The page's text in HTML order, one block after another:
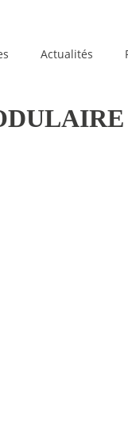
Actualités